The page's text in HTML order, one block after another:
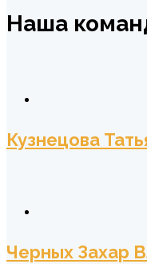
Наша
Кузнецова
Черных Захар